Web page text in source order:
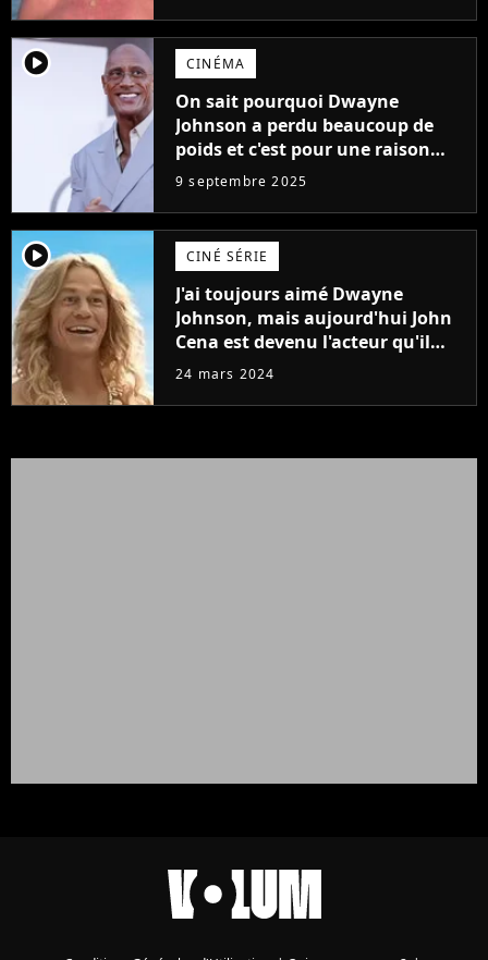
player2 CINÉMA
On sait pourquoi Dwayne
Johnson a perdu beaucoup de
poids et c'est pour une raison
importante
9 septembre 2025
player2 CINÉ SÉRIE
J'ai toujours aimé Dwayne
Johnson, mais aujourd'hui John
Cena est devenu l'acteur qu'il
rêvait d'être (et Ricky Stanicky le
24 mars 2024